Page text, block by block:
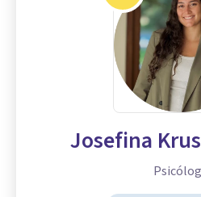
Josefina